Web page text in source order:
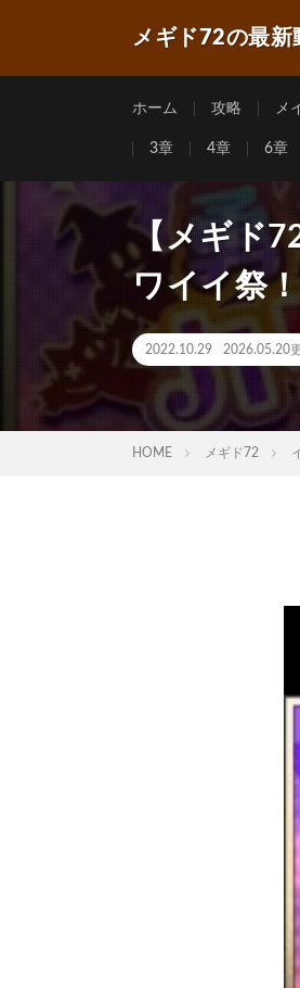
メギド72の最新
ホーム 攻略 メ
3章 4章 6章
【メギド
ワイイ祭
2022.10.29 2026.05.20
HOME メギド72